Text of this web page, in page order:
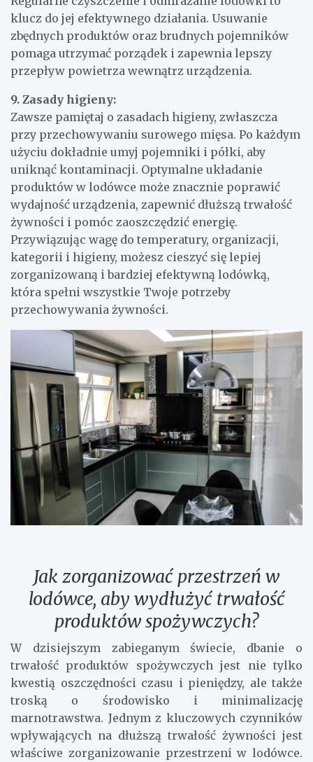
klucz do jej efektywnego działania. Usuwanie
zbędnych produktów oraz brudnych pojemników
pomaga utrzymać porządek i zapewnia lepszy
przepływ powietrza wewnątrz urządzenia.
9. Zasady higieny:
Zawsze pamiętaj o zasadach higieny, zwłaszcza
przy przechowywaniu surowego mięsa. Po każdym
użyciu dokładnie umyj pojemniki i półki, aby
uniknąć kontaminacji. Optymalne układanie
produktów w lodówce może znacznie poprawić
wydajność urządzenia, zapewnić dłuższą trwałość
żywności i pomóc zaoszczędzić energię.
Przywiązując wagę do temperatury, organizacji,
kategorii i higieny, możesz cieszyć się lepiej
zorganizowaną i bardziej efektywną lodówką,
która spełni wszystkie Twoje potrzeby
przechowywania żywności.
Jak zorganizować przestrzeń w
lodówce, aby wydłużyć trwałość
produktów spożywczych?
W dzisiejszym zabieganym świecie, dbanie o
trwałość produktów spożywczych jest nie tylko
kwestią oszczędności czasu i pieniędzy, ale także
troską o środowisko i minimalizację
marnotrawstwa. Jednym z kluczowych czynników
wpływających na dłuższą trwałość żywności jest
właściwe zorganizowanie przestrzeni w lodówce.